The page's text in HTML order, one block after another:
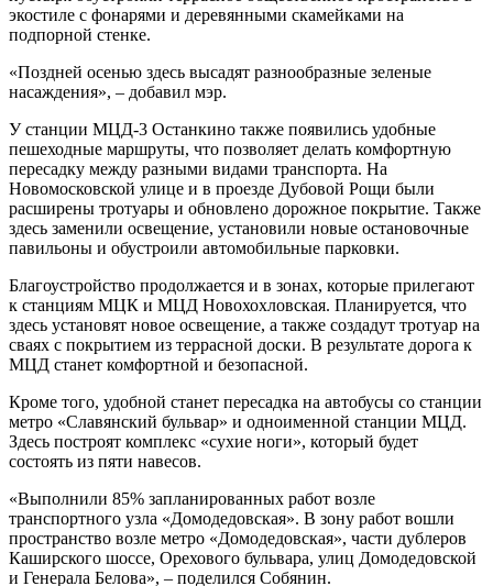
экостиле с фонарями и деревянными скамейками на
подпорной стенке.
«Поздней осенью здесь высадят разнообразные зеленые
насаждения», – добавил мэр.
У станции МЦД-3 Останкино также появились удобные
пешеходные маршруты, что позволяет делать комфортную
пересадку между разными видами транспорта. На
Новомосковской улице и в проезде Дубовой Рощи были
расширены тротуары и обновлено дорожное покрытие. Также
здесь заменили освещение, установили новые остановочные
павильоны и обустроили автомобильные парковки.
Благоустройство продолжается и в зонах, которые прилегают
к станциям МЦК и МЦД Новохохловская. Планируется, что
здесь установят новое освещение, а также создадут тротуар на
сваях с покрытием из террасной доски. В результате дорога к
МЦД станет комфортной и безопасной.
Кроме того, удобной станет пересадка на автобусы со станции
метро «Славянский бульвар» и одноименной станции МЦД.
Здесь построят комплекс «сухие ноги», который будет
состоять из пяти навесов.
«Выполнили 85% запланированных работ возле
транспортного узла «Домодедовская». В зону работ вошли
пространство возле метро «Домодедовская», части дублеров
Каширского шоссе, Орехового бульвара, улиц Домодедовской
и Генерала Белова», – поделился Собянин.